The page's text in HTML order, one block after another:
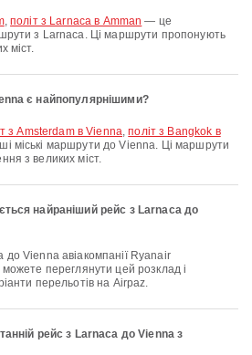
,політ з Larnaca в Amman — це
з Larnaca. Ці маршрути пропонують
міст.
є найпопулярнішими?
з Amsterdam в Vienna,політ з Bangkok в
міські маршрути до Vienna. Ці маршрути
з великих міст.
найраніший рейс з Larnaca до
переглянути цей розклад і
перельотів на Airpaz.
рейс з Larnaca до Vienna з